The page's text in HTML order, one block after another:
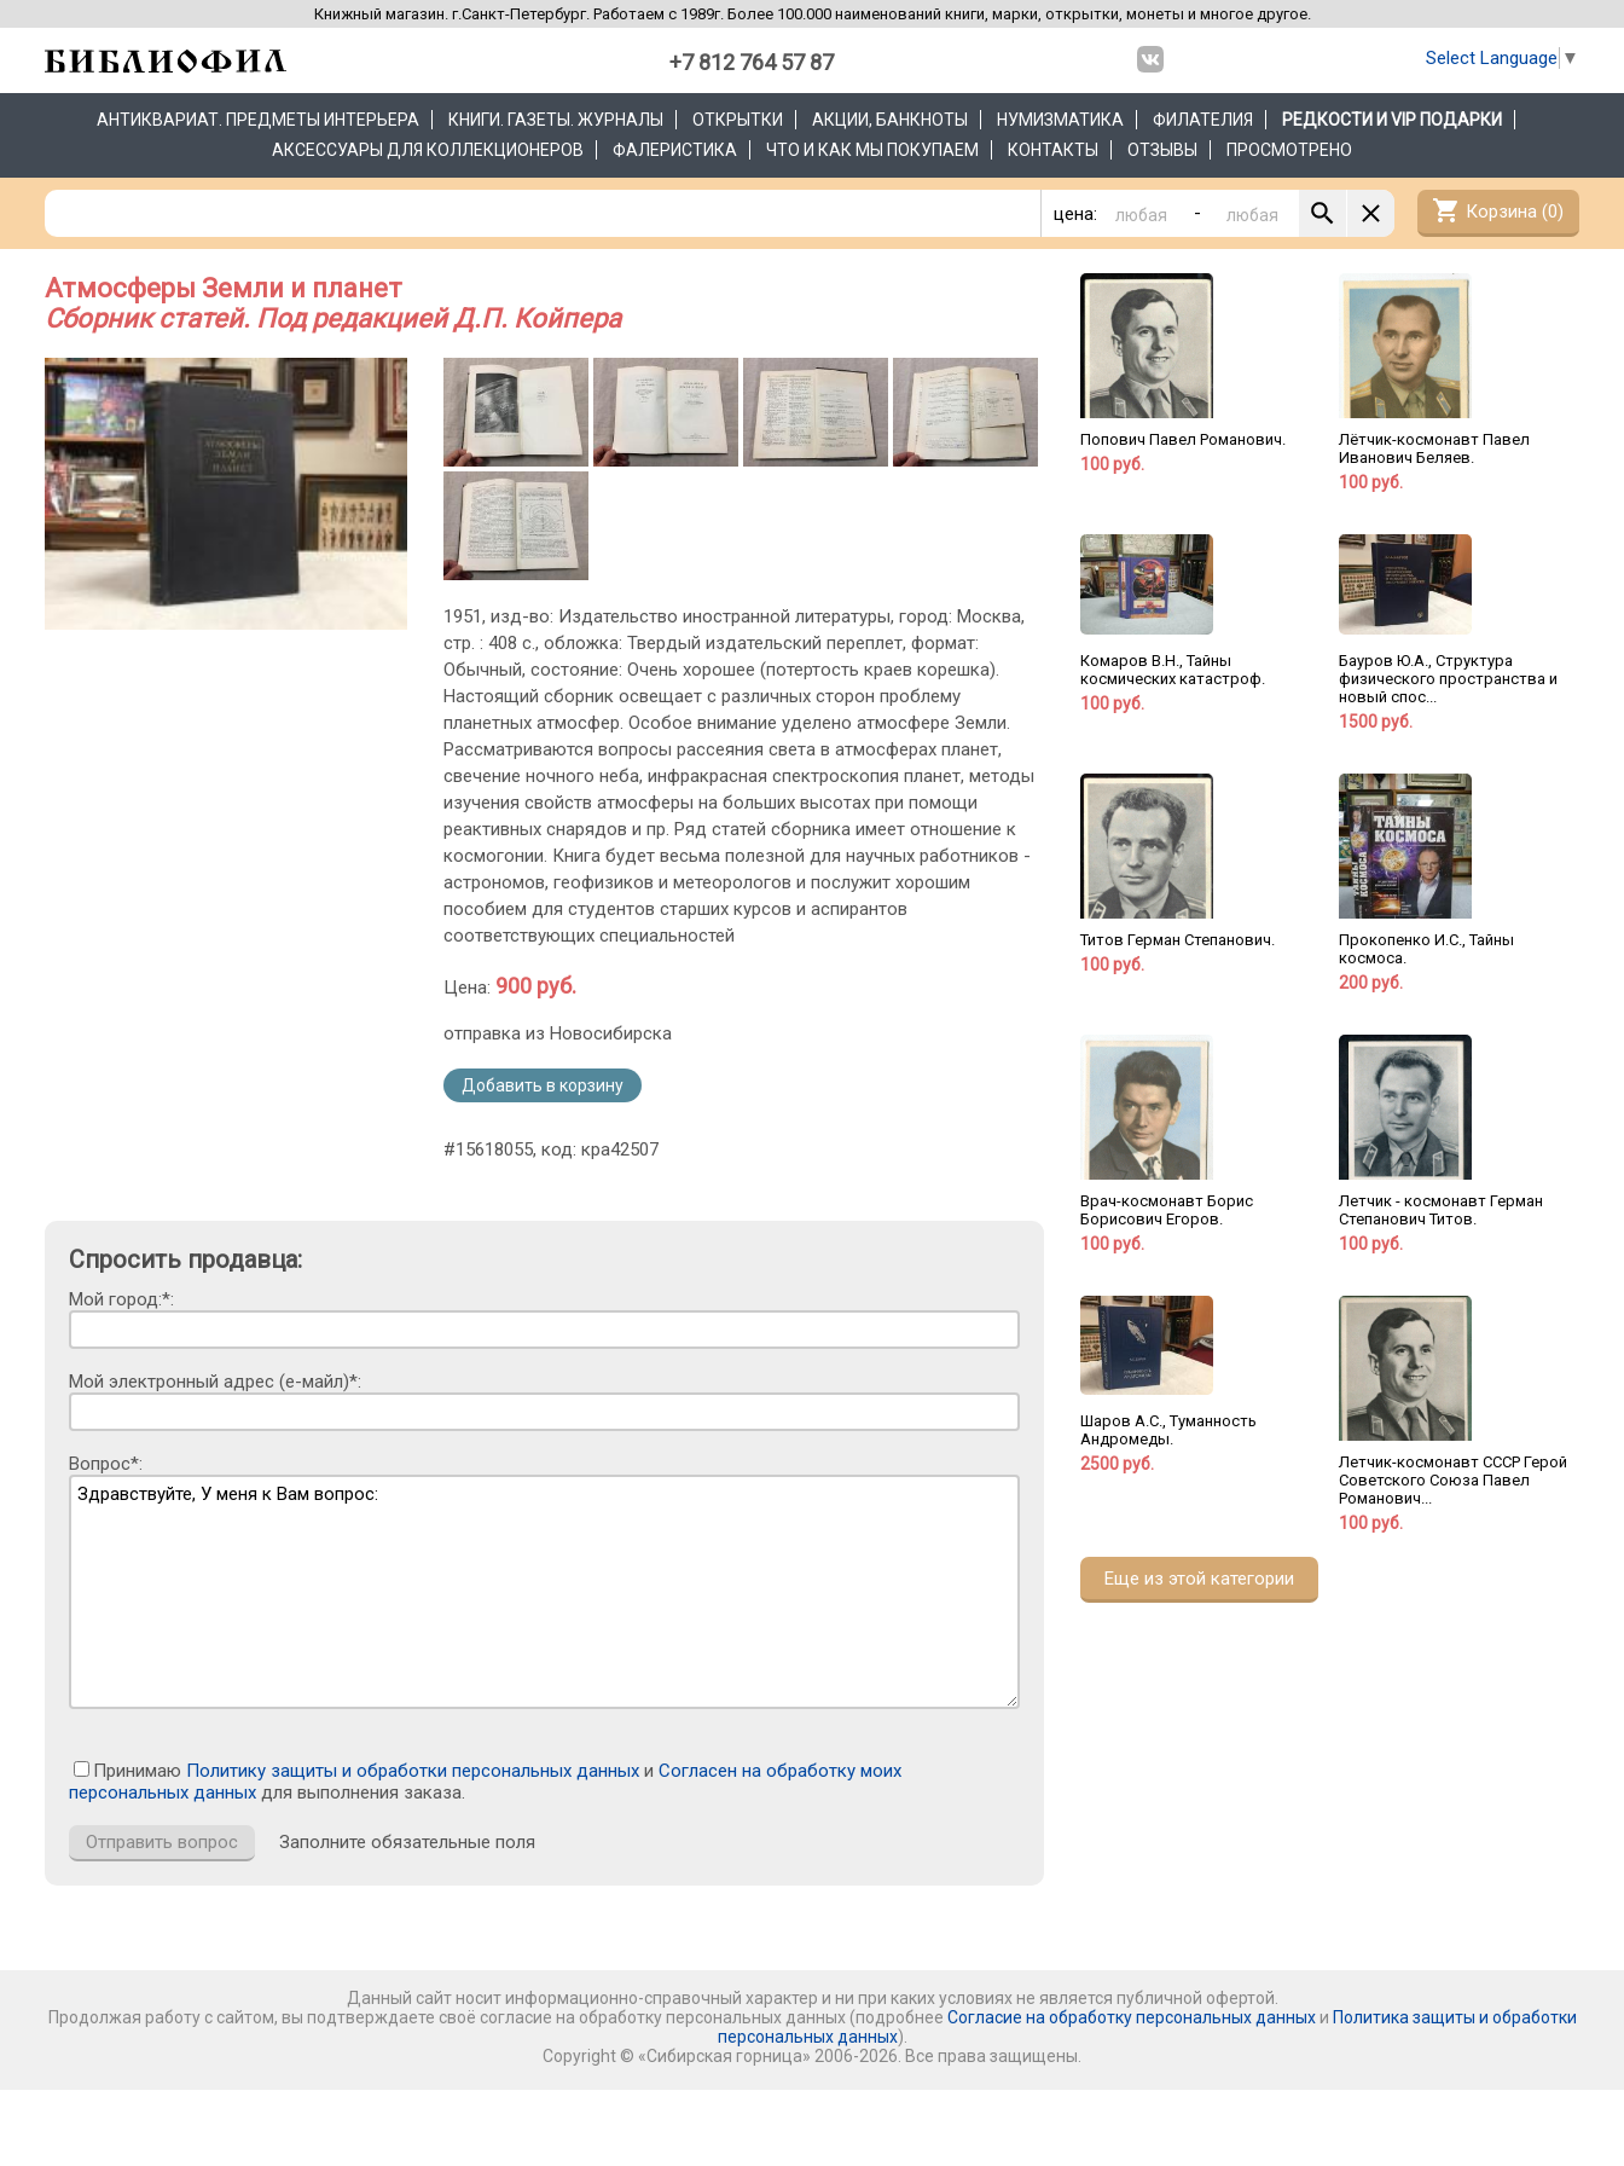
Книжный магазин. г.Санкт-Петербург. Работаем с 1989г. Более 100.000 наименований книги, марки, открытки, монеты и многое другое.
+7 812 764 57 87 Select Language ▼
АНТИКВАРИАТ. ПРЕДМЕТЫ ИНТЕРЬЕРА КНИГИ. ГАЗЕТЫ. ЖУРНАЛЫ ОТКРЫТКИ АКЦИИ, БАНКНОТЫ НУМИЗМАТИКА ФИЛАТЕЛИЯ
РЕДКОСТИ И VIP ПОДАРКИ
АКСЕССУАРЫ ДЛЯ КОЛЛЕКЦИОНЕРОВ
ФАЛЕРИСТИКА ЧТО И КАК МЫ ПОКУПАЕМ КОНТАКТЫ ОТЗЫВЫ ПРОСМОТРЕНО
цена: - shopping_cart Корзина (0)
Атмосферы Земли и планет
Сборник статей. Под редакцией Д.П. Койпера
1951, изд-во: Издательство иностранной литературы, город: Москва,
стр. : 408 с., обложка: Твердый издательский переплет, формат:
Обычный, состояние: Очень хорошее (потертость краев корешка).
Настоящий сборник освещает с различных сторон проблему
планетных атмосфер. Особое внимание уделено атмосфере Земли.
Рассматриваются вопросы рассеяния света в атмосферах планет,
свечение ночного неба, инфракрасная спектроскопия планет, методы
изучения свойств атмосферы на больших высотах при помощи
реактивных снарядов и пр. Ряд статей сборника имеет отношение к
космогонии. Книга будет весьма полезной для научных работников -
астрономов, геофизиков и метеорологов и послужит хорошим
пособием для студентов старших курсов и аспирантов
соответствующих специальностей
Цена: 900 руб.
отправка из Новосибирска
Добавить в корзину
#15618055, код: кра42507
Спросить продавца:
Мой город:*:
Мой электронный адрес (е-майл)*:
Вопрос*:
Принимаю Политику защиты и обработки персональных данных и Согласен на обработку моих
персональных данных для выполнения заказа.
Заполните обязательные поля
Попович Павел Романович.
100 руб.
Лётчик-космонавт Павел
Иванович Беляев.
100 руб.
Комаров В.Н., Тайны
космических катастроф.
100 руб.
Бауров Ю.А., Структура
физического пространства и
новый спос...
1500 руб.
Титов Герман Степанович.
100 руб.
Прокопенко И.С., Тайны
космоса.
200 руб.
Врач-космонавт Борис
Борисович Егоров.
100 руб.
Летчик - космонавт Герман
Степанович Титов.
100 руб.
Шаров А.С., Туманность
Андромеды.
2500 руб.
Летчик-космонавт СССР Герой
Советского Союза Павел
Романович...
100 руб.
Еще из этой категории
Данный сайт носит информационно-справочный характер и ни при каких условиях не является публичной офертой.
Продолжая работу с сайтом, вы подтверждаете своё согласие на обработку персональных данных (подробнее Согласие на обработку персональных данныхи Политика защиты и обработки
персональных данных).
Copyright © «Сибирская горница» 2006-2026. Все права защищены.